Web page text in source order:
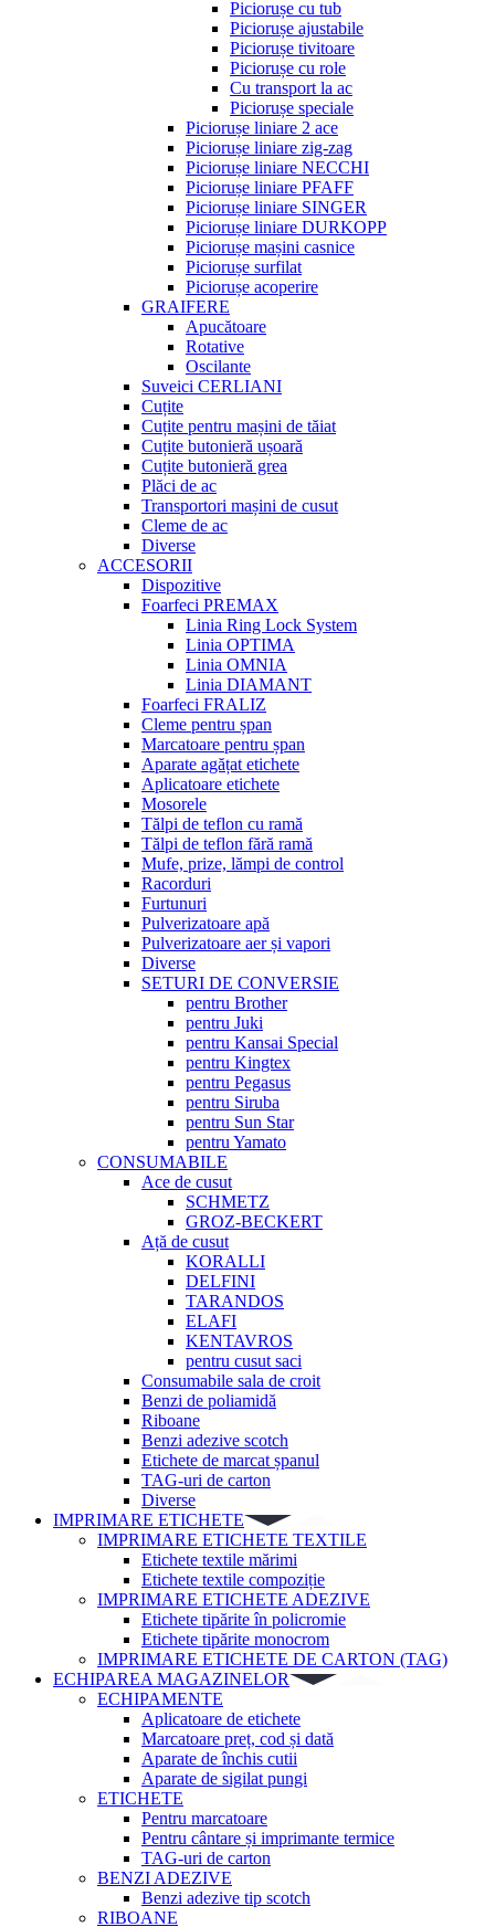
Piciorușe cu tub
Piciorușe ajustabile
Piciorușe tivitoare
Piciorușe cu role
Cu transport la ac
Piciorușe speciale
Piciorușe liniare 2 ace
Piciorușe liniare zig-zag
Piciorușe liniare NECCHI
Piciorușe liniare PFAFF
Piciorușe liniare SINGER
Piciorușe liniare DURKOPP
Piciorușe mașini casnice
Piciorușe surfilat
Piciorușe acoperire
GRAIFERE
Apucătoare
Rotative
Oscilante
Suveici CERLIANI
Cuțite
Cuțite pentru mașini de tăiat
Cuțite butonieră ușoară
Cuțite butonieră grea
Plăci de ac
Transportori mașini de cusut
Cleme de ac
Diverse
ACCESORII
Dispozitive
Foarfeci PREMAX
Linia Ring Lock System
Linia OPTIMA
Linia OMNIA
Linia DIAMANT
Foarfeci FRALIZ
Cleme pentru șpan
Marcatoare pentru șpan
Aparate agățat etichete
Aplicatoare etichete
Mosorele
Tălpi de teflon cu ramă
Tălpi de teflon fără ramă
Mufe, prize, lămpi de control
Racorduri
Furtunuri
Pulverizatoare apă
Pulverizatoare aer și vapori
Diverse
SETURI DE CONVERSIE
pentru Brother
pentru Juki
pentru Kansai Special
pentru Kingtex
pentru Pegasus
pentru Siruba
pentru Sun Star
pentru Yamato
CONSUMABILE
Ace de cusut
SCHMETZ
GROZ-BECKERT
Ață de cusut
KORALLI
DELFINI
TARANDOS
ELAFI
KENTAVROS
pentru cusut saci
Consumabile sala de croit
Benzi de poliamidă
Riboane
Benzi adezive scotch
Etichete de marcat șpanul
TAG-uri de carton
Diverse
IMPRIMARE ETICHETE
IMPRIMARE ETICHETE TEXTILE
Etichete textile mărimi
Etichete textile compoziție
IMPRIMARE ETICHETE ADEZIVE
Etichete tipărite în policromie
Etichete tipărite monocrom
IMPRIMARE ETICHETE DE CARTON (TAG)
ECHIPAREA MAGAZINELOR
ECHIPAMENTE
Aplicatoare de etichete
Marcatoare preț, cod și dată
Aparate de închis cutii
Aparate de sigilat pungi
ETICHETE
Pentru marcatoare
Pentru cântare și imprimante termice
TAG-uri de carton
BENZI ADEZIVE
Benzi adezive tip scotch
RIBOANE